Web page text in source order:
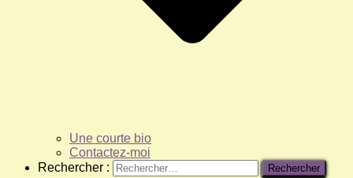
Une courte bio
Contactez-moi
Rechercher :